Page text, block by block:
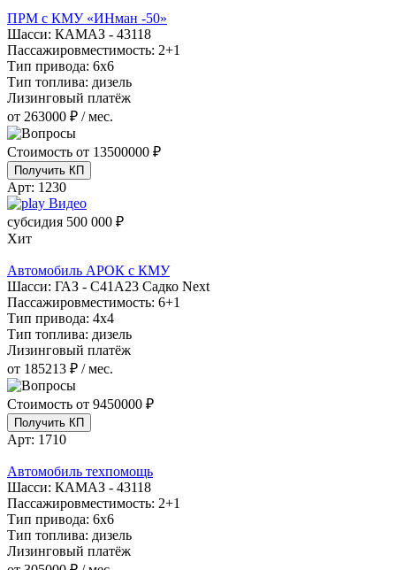
ПРМ с КМУ «ИНман -50»
Шасси: КАМАЗ - 43118
Пассажировместимость: 2+1
Тип привода: 6х6
Тип топлива: дизель
Лизинговый платёж
от 263000 ₽ / мес.
Стоимость от 13500000 ₽
Получить КП
Арт: 1230
Видео
субсидия 500 000 ₽
Хит
Автомобиль АРОК с КМУ
Шасси: ГАЗ - С41А23 Садко Next
Пассажировместимость: 6+1
Тип привода: 4х4
Тип топлива: дизель
Лизинговый платёж
от 185213 ₽ / мес.
Стоимость от 9450000 ₽
Получить КП
Арт: 1710
Автомобиль техпомощь
Шасси: КАМАЗ - 43118
Пассажировместимость: 2+1
Тип привода: 6х6
Тип топлива: дизель
Лизинговый платёж